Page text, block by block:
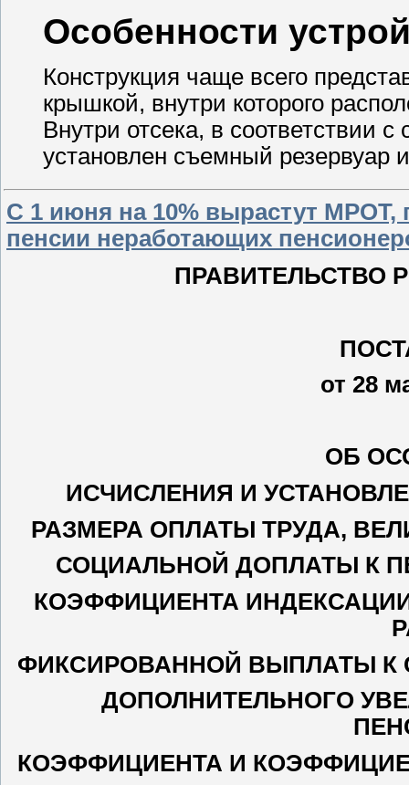
Особенности
Конструкция чаще всего
крышкой, внутри которого
Внутри отсека, в соответствии
установлен съемный резервуар
С 1 июня на 10% вырастут
пенсии неработающих
ПРАВИТЕЛЬСТВО
от 28
ОБ
ИСЧИСЛЕНИЯ И
РАЗМЕРА ОПЛАТЫ ТРУДА,
СОЦИАЛЬНОЙ ДОПЛАТЫ К
КОЭФФИЦИЕНТА
ФИКСИРОВАННОЙ ВЫПЛАТЫ К
ДОПОЛНИТЕЛЬНОГО
КОЭФФИЦИЕНТА И